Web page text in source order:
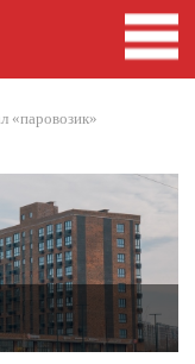
«паровозик»